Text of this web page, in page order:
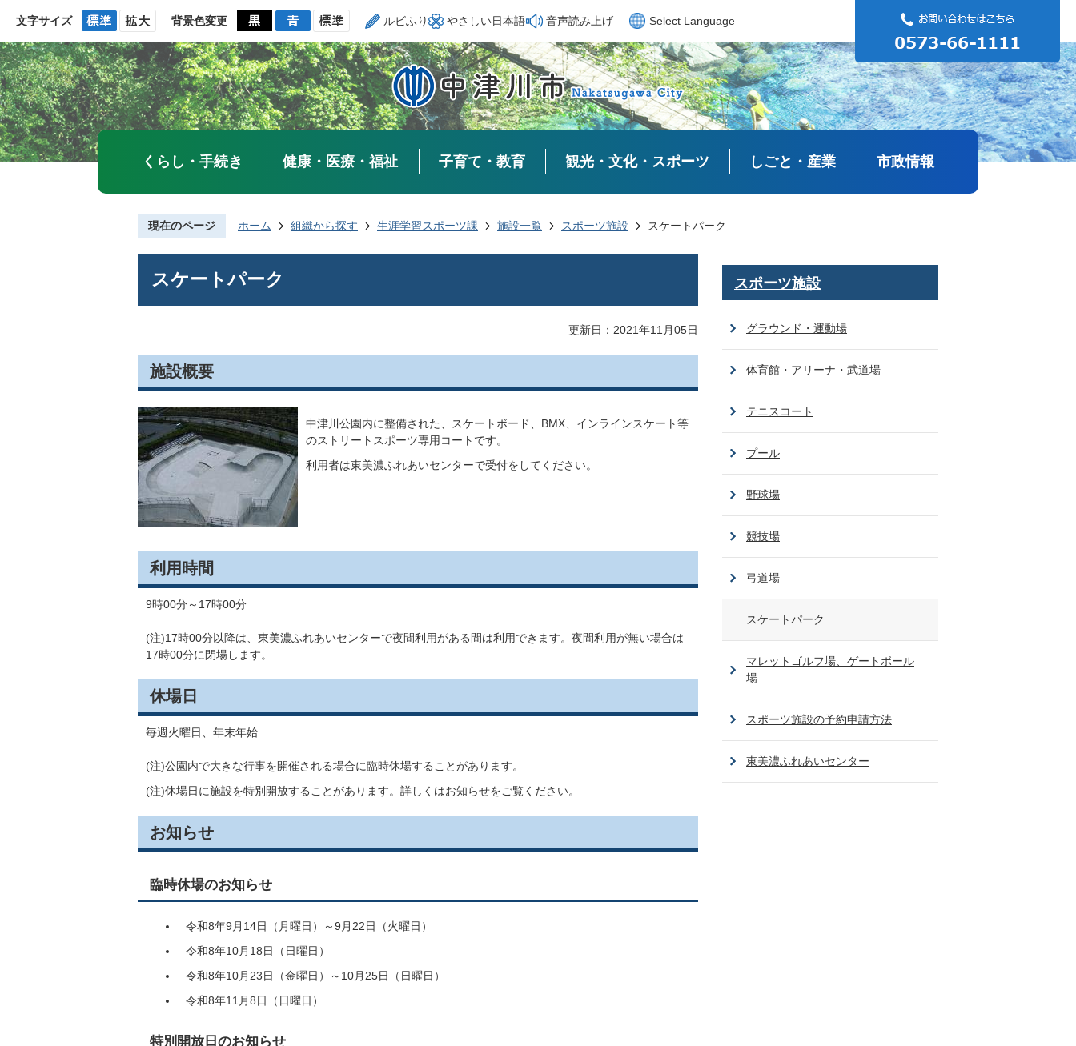
文字サイズ 背景色変更 ルビふり やさしい日本語 音声読み上げ Select Language
くらし・手続き 健康・医療・福祉 子育て・教育 観光・文化・スポーツ しごと・産業 市政情報
現在のページ ホーム 組織から探す 生涯学習スポーツ課 施設一覧 スポーツ施設 スケートパーク
スケートパーク
更新日：2021年11月05日
施設概要
中津川公園内に整備された、スケートボード、BMX、インラインスケート等
のストリートスポーツ専用コートです。
利用者は東美濃ふれあいセンターで受付をしてください。
利用時間
9時00分～17時00分
(注)17時00分以降は、東美濃ふれあいセンターで夜間利用がある間は利用できます。夜間利用が無い場合は
17時00分に閉場します。
休場日
毎週火曜日、年末年始
(注)公園内で大きな行事を開催される場合に臨時休場することがあります。
(注)休場日に施設を特別開放することがあります。詳しくはお知らせをご覧ください。
お知らせ
臨時休場のお知らせ
令和8年9月14日（月曜日）～9月22日（火曜日）
令和8年10月18日（日曜日）
令和8年10月23日（金曜日）～10月25日（日曜日）
令和8年11月8日（日曜日）
特別開放日のお知らせ
スポーツ施設
グラウンド・運動場
体育館・アリーナ・武道場
テニスコート
プール
野球場
競技場
弓道場
スケートパーク
マレットゴルフ場、ゲートボール
場
スポーツ施設の予約申請方法
東美濃ふれあいセンター